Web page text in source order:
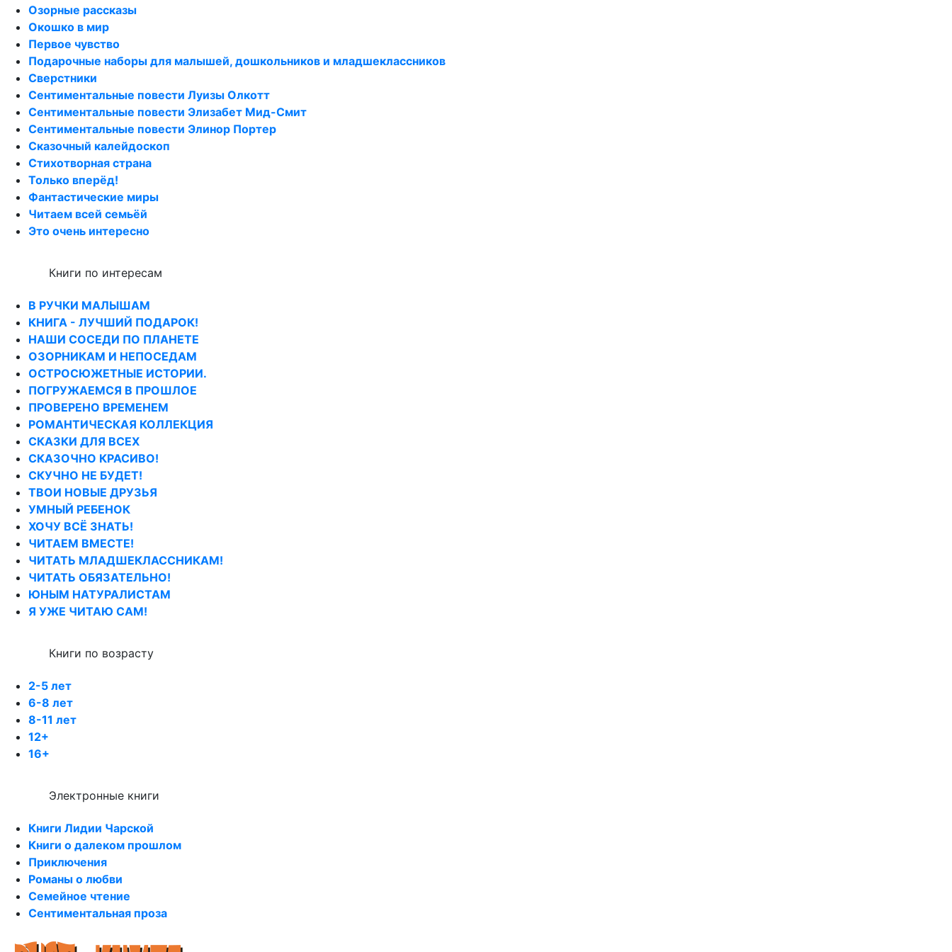
Озорные рассказы
Окошко в мир
Первое чувство
Подарочные наборы для малышей, дошкольников и младшеклассников
Сверстники
Сентиментальные повести Луизы Олкотт
Сентиментальные повести Элизабет Мид-Смит
Сентиментальные повести Элинор Портер
Сказочный калейдоскоп
Стихотворная страна
Только вперёд!
Фантастические миры
Читаем всей семьёй
Это очень интересно
Книги по интересам
В РУЧКИ МАЛЫШАМ
КНИГА - ЛУЧШИЙ ПОДАРОК!
НАШИ СОСЕДИ ПО ПЛАНЕТЕ
ОЗОРНИКАМ И НЕПОСЕДАМ
ОСТРОСЮЖЕТНЫЕ ИСТОРИИ.
ПОГРУЖАЕМСЯ В ПРОШЛОЕ
ПРОВЕРЕНО ВРЕМЕНЕМ
РОМАНТИЧЕСКАЯ КОЛЛЕКЦИЯ
СКАЗКИ ДЛЯ ВСЕХ
СКАЗОЧНО КРАСИВО!
СКУЧНО НЕ БУДЕТ!
ТВОИ НОВЫЕ ДРУЗЬЯ
УМНЫЙ РЕБЕНОК
ХОЧУ ВСЁ ЗНАТЬ!
ЧИТАЕМ ВМЕСТЕ!
ЧИТАТЬ МЛАДШЕКЛАССНИКАМ!
ЧИТАТЬ ОБЯЗАТЕЛЬНО!
ЮНЫМ НАТУРАЛИСТАМ
Я УЖЕ ЧИТАЮ САМ!
Книги по возрасту
2-5 лет
6-8 лет
8-11 лет
12+
16+
Электронные книги
Книги Лидии Чарской
Книги о далеком прошлом
Приключения
Романы о любви
Семейное чтение
Сентиментальная проза